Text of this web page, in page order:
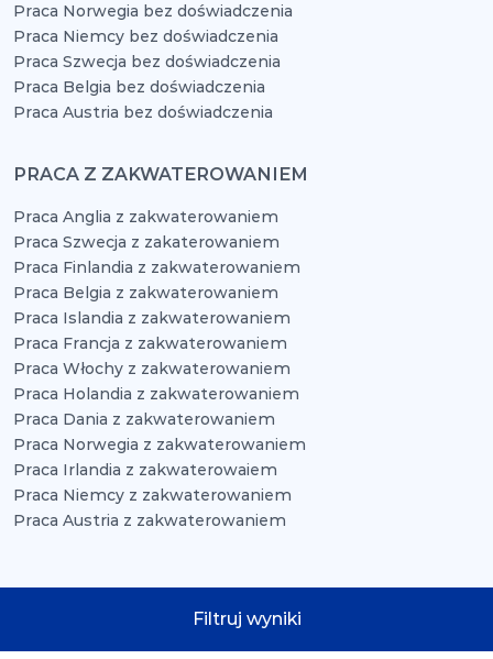
Filtruj wyniki
Praca Norwegia bez doświadczenia
Praca Niemcy bez doświadczenia
Praca Szwecja bez doświadczenia
Praca Belgia bez doświadczenia
Praca Austria bez doświadczenia
PRACA Z ZAKWATEROWANIEM
Praca Anglia z zakwaterowaniem
Praca Szwecja z zakaterowaniem
Praca Finlandia z zakwaterowaniem
Praca Belgia z zakwaterowaniem
Praca Islandia z zakwaterowaniem
Praca Francja z zakwaterowaniem
Praca Włochy z zakwaterowaniem
Praca Holandia z zakwaterowaniem
Praca Dania z zakwaterowaniem
Praca Norwegia z zakwaterowaniem
Praca Irlandia z zakwaterowaiem
Praca Niemcy z zakwaterowaniem
Praca Austria z zakwaterowaniem
www.praca-za-granica.net
© 2026 Wszelkie prawa
zastrzeżone